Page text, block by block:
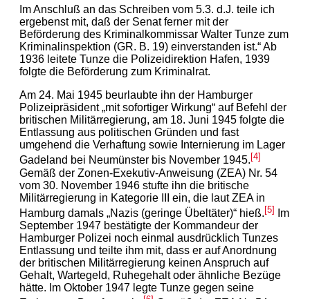
Im Anschluß an das Schreiben vom 5.3. d.J. teile ich
ergebenst mit, daß der Senat ferner mit der
Beförderung des Kriminalkommissar Walter Tunze zum
Kriminalinspektion (GR. B. 19) einverstanden ist.“ Ab
1936 leitete Tunze die Polizeidirektion Hafen, 1939
folgte die Beförderung zum Kriminalrat.
Am 24. Mai 1945 beurlaubte ihn der Hamburger
Polizeipräsident „mit sofortiger Wirkung“ auf Befehl der
britischen Militärregierung, am 18. Juni 1945 folgte die
Entlassung aus politischen Gründen und fast
umgehend die Verhaftung sowie Internierung im Lager
Gadeland bei Neumünster bis November 1945. [4]
Gemäß der Zonen-Exekutiv-Anweisung (ZEA) Nr. 54
vom 30. November 1946 stufte ihn die britische
Militärregierung in Kategorie III ein, die laut ZEA in
Hamburg damals „Nazis (geringe Übeltäter)“ hieß.[5]
Im
September 1947 bestätigte der Kommandeur der
Hamburger Polizei noch einmal ausdrücklich Tunzes
Entlassung und teilte ihm mit, dass er auf Anordnung
der britischen Militärregierung keinen Anspruch auf
Gehalt, Wartegeld, Ruhegehalt oder ähnliche Bezüge
hätte. Im Oktober 1947 legte Tunze gegen seine